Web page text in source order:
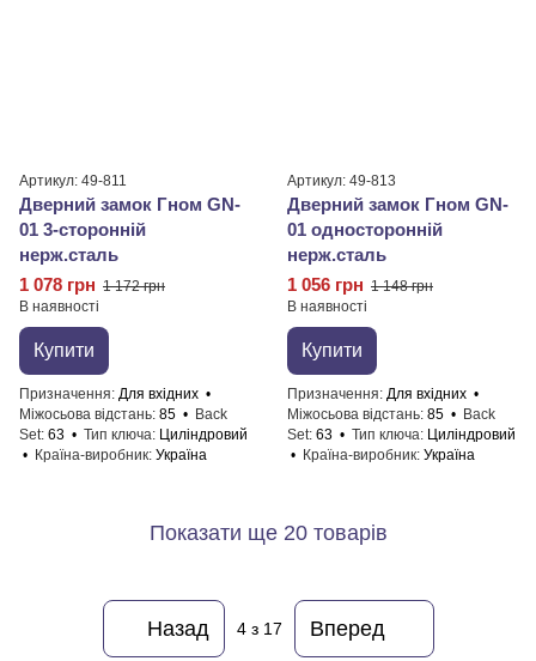
Артикул: 49-811
Дверний замок Гном GN-
01 3-сторонній
нерж.сталь
1 078 грн 1 172 грн
В наявності
Купити
Призначення Для вхідних
Міжосьова відстань 85
Back
Set 63 Тип ключа Циліндровий
Країна-виробник Україна
Артикул: 49-813
Дверний замок Гном GN-
01 односторонній
нерж.сталь
1 056 грн 1 148 грн
В наявності
Купити
Призначення Для вхідних
Міжосьова відстань 85
Back
Set 63 Тип ключа Циліндровий
Країна-виробник Україна
Показати ще 20 товарів
Назад 4з 17 Вперед